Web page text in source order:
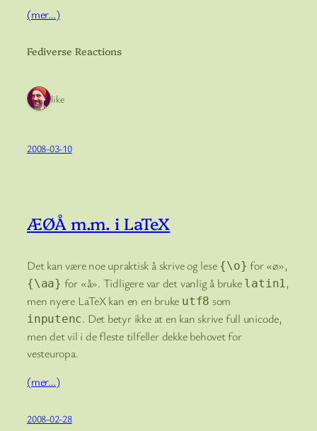
(mer…)
Fediverse Reactions
1 like
2008-03-10
ÆØÅ m.m. i LaTeX
Det kan være noe upraktisk å skrive og lese {\o} for «ø»,
{\aa} for «å». Tidligere var det vanlig å bruke latin1,
men nyere LaTeX kan en en bruke utf8 som
inputenc. Det betyr ikke at en kan skrive full unicode,
men det vil i de fleste tilfeller dekke behovet for
vesteuropa.
(mer…)
2008-02-28